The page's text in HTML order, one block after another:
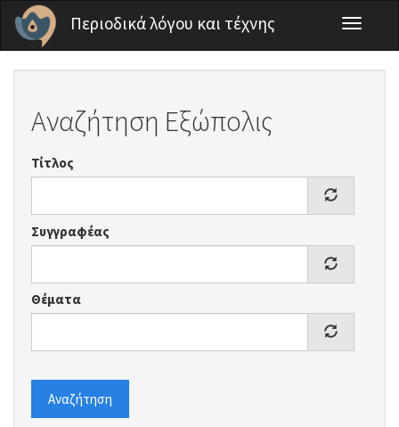
Παράκαμψη προς το κυρίως περιεχόμενο
Περιοδικά λόγου και τέχνης
Toggle
Αναζήτηση Εξώπολις
Τίτλος
Συγγραφέας
Θέματα
Αναζήτηση